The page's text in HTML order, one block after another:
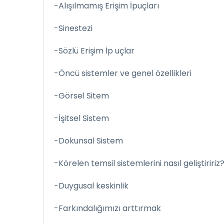
-Alışılmamış Erişim İpuçları
-Sinestezi
-Sözlü Erişim İp uçlar
-Öncü sistemler ve genel özellikleri
-Görsel Sitem
-İşitsel Sistem
-Dokunsal Sistem
-Körelen temsil sistemlerini nasıl geliştiririz?
-Duygusal keskinlik
-Farkındalığımızı arttırmak